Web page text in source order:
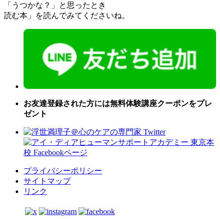
「うつかな？」と思ったとき
読む本」を読んでみてくださいね。
お友達登録された方には無料体験講座クーポンをプレ
ゼント
プライバシーポリシー
サイトマップ
リンク